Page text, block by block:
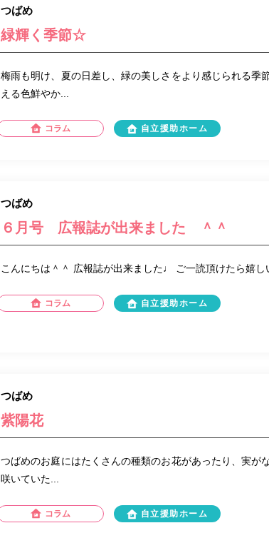
つばめ
緑輝く季節☆
梅雨も明け、夏の日差し、緑の美しさをより感じられる季
える色鮮やか...
コラム 自立援助ホーム
つばめ
６月号 広報誌が出来ました ＾＾
こんにちは＾＾ 広報誌が出来ました♩ ご一読頂けたら嬉し
コラム 自立援助ホーム
つばめ
紫陽花
つばめのお庭にはたくさんの種類のお花があったり、実が
咲いていた...
コラム 自立援助ホーム